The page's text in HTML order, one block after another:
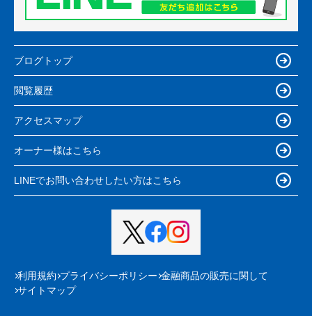
ブログトップ
閲覧履歴
アクセスマップ
オーナー様はこちら
LINEでお問い合わせしたい方はこちら
利用規約 プライバシーポリシー 金融商品の販売に関して
サイトマップ